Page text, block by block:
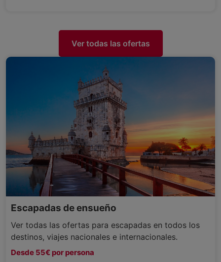
Ver todas las ofertas
Escapadas de ensueño
Ver todas las ofertas para escapadas en todos los
destinos, viajes nacionales e internacionales.
Desde 55€ por persona